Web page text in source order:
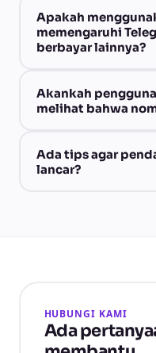
Apakah
memengaruhi
berbayar lainnya?
Akankah
melihat bahwa
Ada tips agar
lancar?
HUBUNGI KAMI
Ada